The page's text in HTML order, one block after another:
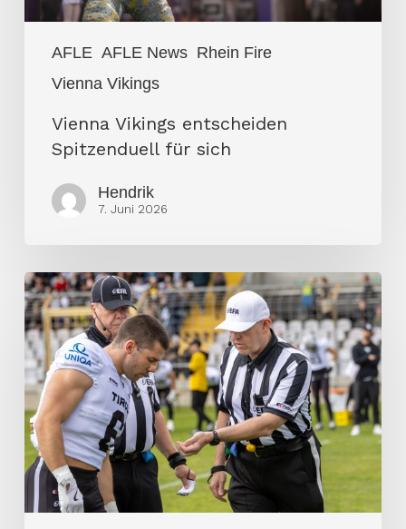
AFLE AFLE News Rhein Fire
Vienna Vikings
Vienna Vikings entscheiden
Spitzenduell für sich
Hendrik
7. Juni 2026
Keine
Überraschungen
in
Week
2
der
EFA